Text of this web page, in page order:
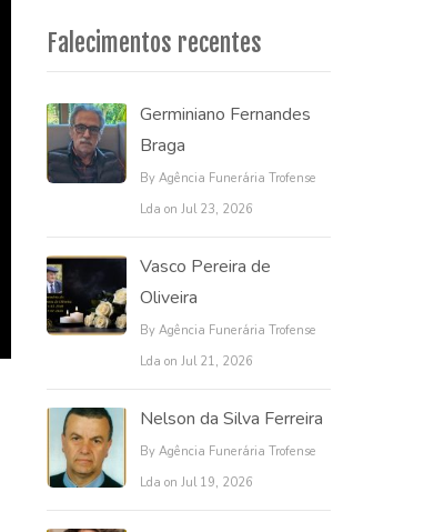
Falecimentos recentes
Germiniano Fernandes
Braga
By Agência Funerária Trofense
Lda on Jul 23, 2026
Vasco Pereira de
Oliveira
By Agência Funerária Trofense
Lda on Jul 21, 2026
Nelson da Silva Ferreira
By Agência Funerária Trofense
Lda on Jul 19, 2026